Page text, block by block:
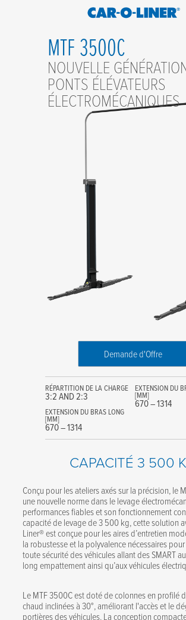
Car-
Liner
Collision
MTF 3500C
NOUVELLE
PONTS ÉLÉVATEURS
ÉLECTROMÉCANIQUES
Demande d'Offre
RÉPARTITION DE LA CHARGE
3:2 AND 2:3
EXTENSION DU
[MM]
670 – 1314
EXTENSION DU BRAS LONG
[MM]
670 – 1314
CAPACITÉ 3 500
Conçu pour les ateliers axés sur la précision, le
une nouvelle norme dans le levage
performances fiables et son fonctionnement
capacité de levage de 3 500 kg, cette solution
Liner® est conçue pour les aires d’entretien
la robustesse et la polyvalence nécessaires
toute sécurité des véhicules allant des SMART
long empattement ainsi qu’aux véhicules
Le MTF 3500C est doté de colonnes en profilé
chaud inclinées à 30°, améliorant l'accès et le
portières des véhicules. La conception